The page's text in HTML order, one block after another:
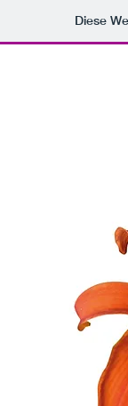
Diese